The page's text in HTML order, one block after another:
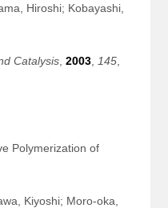
Hiroshi; Kobayashi,
Catalysis ,2003 145
Polymerization of
Kiyoshi; Moro-oka,